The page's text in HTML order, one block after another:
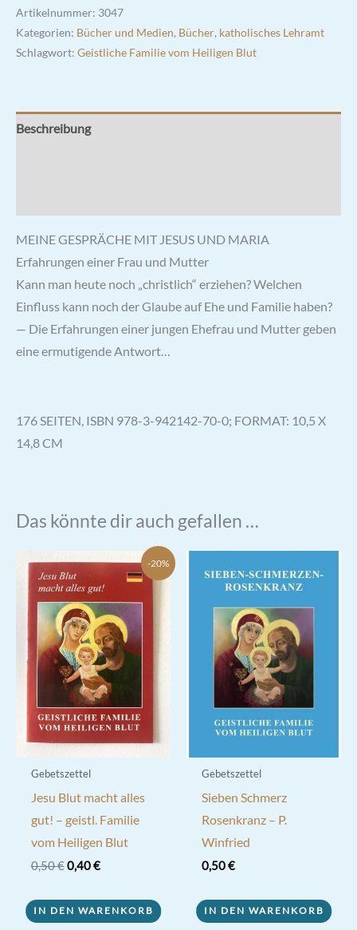
und
Artikelnummer: 3047
Kategorien: Bücher und Medien, Bücher, katholisches Lehramt
Schlagwort: Geistliche Familie vom Heiligen Blut
Beschreibung
MEINE GESPRÄCHE MIT JESUS UND MARIA
Erfahrungen einer Frau und Mutter
Kann man heute noch „christlich“ erziehen? Welchen
Einfluss kann noch der Glaube auf Ehe und Familie haben?
— Die Erfahrungen einer jungen Ehefrau und Mutter geben
eine ermutigende Antwort…
176 SEITEN, ISBN 978-3-942142-70-0; FORMAT: 10,5 X
14,8 CM
Das könnte dir auch gefallen …
-20%
Gebetszettel
Jesu Blut macht alles
gut! – geistl. Familie
vom Heiligen Blut
0,50€ Ursprünglicher
0,50 €
0,40€Aktueller
0,40 €.
IN DEN WARENKORB
Gebetszettel
Sieben Schmerz
Rosenkranz – P.
Winfried
0,50€
IN DEN WARENKORB